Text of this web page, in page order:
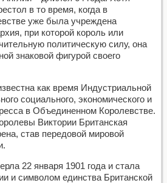
в то время, когда в
уже была учреждена
при которой король или
политическую силу, она
знаковой фигурой своего
как время Индустриальной
социального, экономического и
в Объединенном Королевстве.
Виктории Британская
став передовой мировой
22 января 1901 года и стала
и символом единства Британской